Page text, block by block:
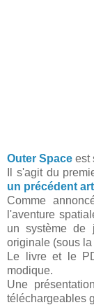
Outer Space est
Il s'agit du
un précédent
Comme
l'aventure
un système de
originale (sous
Le livre et le
modique.
Une
téléchargeables